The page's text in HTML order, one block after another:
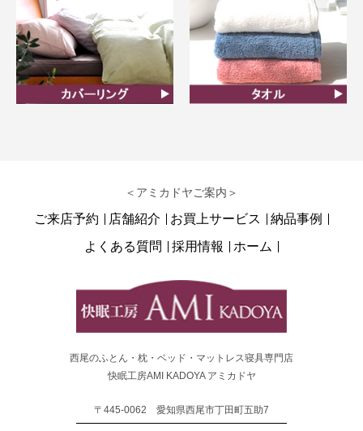
＜アミカドヤご案内＞
ご来店予約 店舗紹介 お買上サービス
納品事例
よくある質問
採用情報 ホーム
西尾のふとん・枕・ベッド・マットレス寝具専門店
快眠工房AMI KADOYA アミカドヤ
〒445-0062 愛知県西尾市丁田町五助7